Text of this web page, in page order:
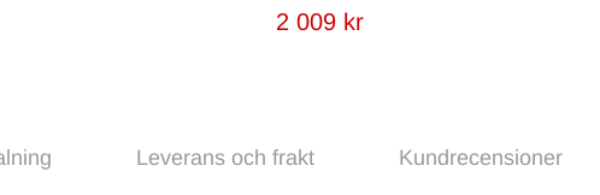
2 009 kr
Leverans och frakt Kundrecensioner